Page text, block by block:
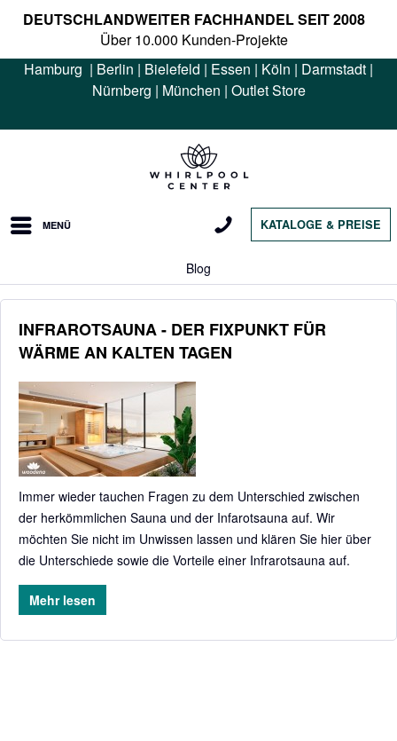
DEUTSCHLANDWEITER FACHHANDEL SEIT 2008
Über 10.000 Kunden-Projekte
Hamburg | Berlin | Bielefeld | Essen | Köln | Darmstadt |
Nürnberg | München | Outlet Store
MENÜ KATALOGE & PREISE
Blog
INFRAROTSAUNA - DER FIXPUNKT FÜR
WÄRME AN KALTEN TAGEN
Immer wieder tauchen Fragen zu dem Unterschied zwischen
der herkömmlichen Sauna und der Infarotsauna auf. Wir
möchten Sie nicht im Unwissen lassen und klären Sie hier über
die Unterschiede sowie die Vorteile einer Infrarotsauna auf.
Mehr lesen